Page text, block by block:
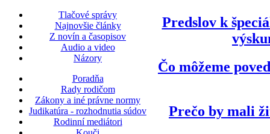
Tlačové správy
Najnovšie články
Z novín a časopisov
Audio a video
Názory
Poradňa
Rady rodičom
Zákony a iné právne normy
Judikatúra - rozhodnutia súdov
Rodinní mediátori
Predslov k
Čo môžeme
Prečo by mali